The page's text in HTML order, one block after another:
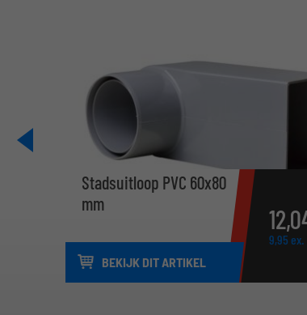
Stadsuitloop PVC 60x80
mm
12,
9,95 ex.
BEKIJK DIT ARTIKEL